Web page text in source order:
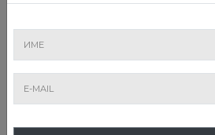
Консигнация и оценка